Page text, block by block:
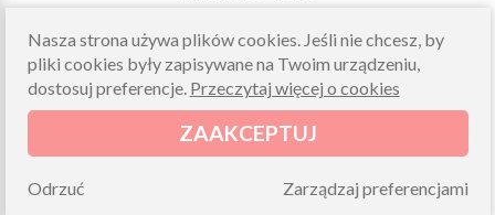
+48 34 506 50 60
+48 34 506 50 70
NIP 573 262 56 01
Nasza strona używa plików cookies. Jeśli nie chcesz, by
pliki cookies były zapisywane na Twoim urządzeniu,
dostosuj preferencje. Przeczytaj więcej o cookies
ZAAKCEPTUJ
Zarządzaj preferencjami
Odrzuć